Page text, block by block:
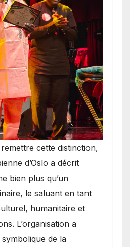
cette distinction,
d’Oslo a décrit
bien plus qu’un
le saluant en tant
humanitaire et
L’organisation a
de la